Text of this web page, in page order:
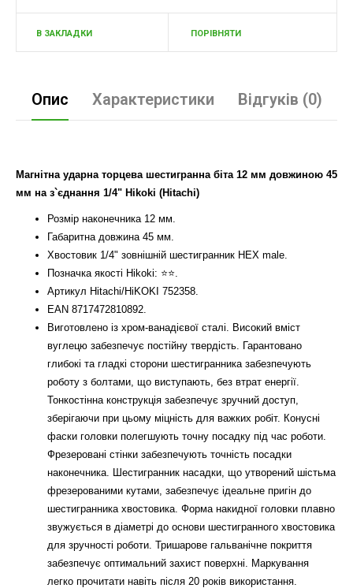
В ЗАКЛАДКИ ПОРІВНЯТИ
Опис Характеристики Відгуків (0)
Магнітна ударна торцева шестигранна біта 12 мм довжиною 45
мм на з`єднання 1/4" Hikoki (Hitachi)
Розмір наконечника 12 мм.
Габаритна довжина 45 мм.
Хвостовик 1/4" зовнішній шестигранник HEX male.
Позначка якості Hikoki: ⭐️⭐️.
Артикул Hitachi/HiKOKI 752358.
EAN 8717472810892.
Виготовлено із хром-ванадієвої сталі. Високий вміст
вуглецю забезпечує постійну твердість. Гарантовано
глибокі та гладкі сторони шестигранника забезпечують
роботу з болтами, що виступають, без втрат енергії.
Тонкостінна конструкція забезпечує зручний доступ,
зберігаючи при цьому міцність для важких робіт. Конусні
фаски головки полегшують точну посадку під час роботи.
Фрезеровані стінки забезпечують точність посадки
наконечника. Шестигранник насадки, що утворений шістьма
фрезерованими кутами, забезпечує ідеальне пригін до
шестигранника хвостовика. Форма накидної головки плавно
звужується в діаметрі до основи шестигранного хвостовика
для зручності роботи. Тришарове гальванічне покриття
забезпечує оптимальний захист поверхні. Маркування
легко прочитати навіть після 20 років використання.